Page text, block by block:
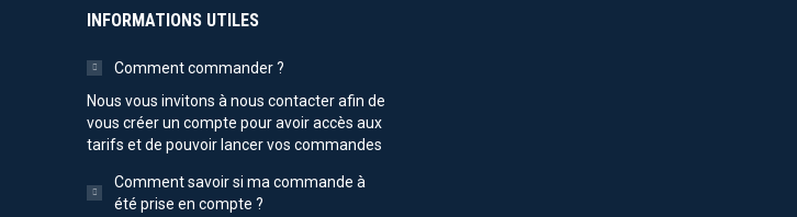
INFORMATIONS UTILES
Comment commander ?
Nous vous invitons à nous contacter afin de
vous créer un compte pour avoir accès aux
tarifs et de pouvoir lancer vos commandes
Comment savoir si ma commande à
été prise en compte ?